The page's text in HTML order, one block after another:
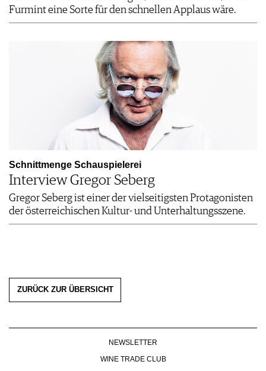
Furmint eine Sorte für den schnellen Applaus wäre.
Schnittmenge Schauspielerei
Interview Gregor Seberg
Gregor Seberg ist einer der vielseitigsten Protagonisten
der österreichischen Kultur- und Unterhaltungsszene.
ZURÜCK ZUR ÜBERSICHT
NEWSLETTER
WINE TRADE CLUB